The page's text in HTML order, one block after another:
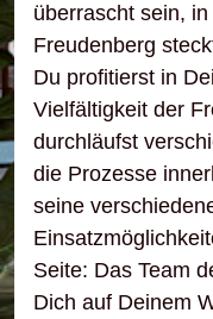
überrascht sein,
Freudenberg
Du profitierst in
Vielfältigkeit der
durchläufst
die Prozesse
seine
Seite: Das Team
Dich auf Deinem